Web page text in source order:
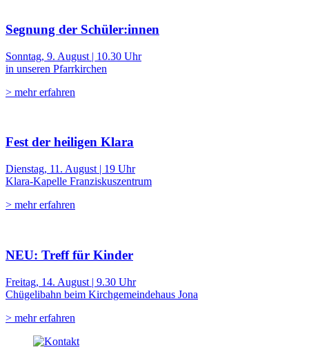
Segnung der Schüler:innen
Sonntag, 9. August | 10.30 Uhr
in unseren Pfarrkirchen
> mehr erfahren
Fest der heiligen Klara
Dienstag, 11. August | 19 Uhr
Klara-Kapelle Franziskuszentrum
> mehr erfahren
NEU: Treff für Kinder
Freitag, 14. August | 9.30 Uhr
Chügelibahn beim Kirchgemeindehaus Jona
> mehr erfahren